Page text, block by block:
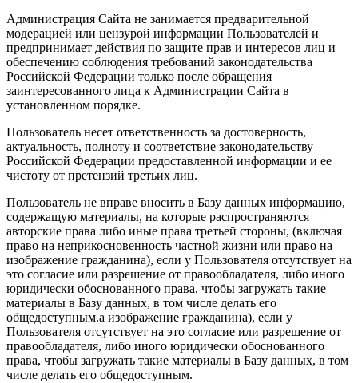
Администрация Сайта не занимается предварительной
модерацией или цензурой информации Пользователей и
предпринимает действия по защите прав и интересов лиц и
обеспечению соблюдения требований законодательства
Российской Федерации только после обращения
заинтересованного лица к Администрации Сайта в
установленном порядке.
Пользователь несет ответственность за достоверность,
актуальность, полноту и соответствие законодательству
Российской Федерации предоставленной информации и ее
чистоту от претензий третьих лиц.
Пользователь не вправе вносить в Базу данных информацию,
содержащую материалы, на которые распространяются
авторские права либо иные права третьей стороны, (включая
право на неприкосновенность частной жизни или право на
изображение гражданина), если у Пользователя отсутствует на
это согласие или разрешение от правообладателя, либо иного
юридически обоснованного права, чтобы загружать такие
материалы в Базу данных, в том числе делать его
общедоступным.а изображение гражданина), если у
Пользователя отсутствует на это согласие или разрешение от
правообладателя, либо иного юридически обоснованного
права, чтобы загружать такие материалы в Базу данных, в том
числе делать его общедоступным.